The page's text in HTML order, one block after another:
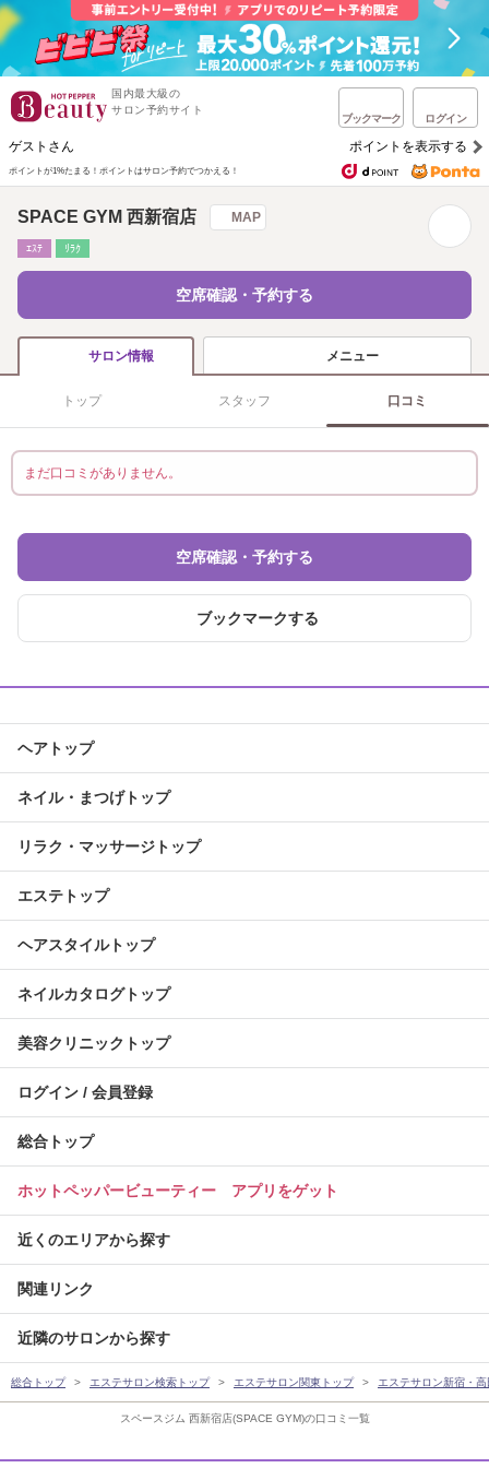
国内最大級の
サロン予約サイト
ブックマーク ログイン
ゲストさん ポイントを表示する
ポイントが1%たまる！ ポイントはサロン予約でつかえる！
スペースジム 西新宿店(SPACE GYM)の口コミ一覧
SPACE GYM 西新宿店 MAP
ｴｽﾃ ﾘﾗｸ
空席確認・予約する
サロン情報 メニュー
トップ スタッフ 口コミ
まだ口コミがありません。
空席確認・予約する
ブックマークする
ヘアトップ
ネイル・まつげトップ
リラク・マッサージトップ
エステトップ
ヘアスタイルトップ
ネイルカタログトップ
美容クリニックトップ
ログイン / 会員登録
総合トップ
ホットペッパービューティー アプリをゲット
近くのエリアから探す
関連リンク
近隣のサロンから探す
総合トップ エステサロン検索トップ エステサロン関東トップ エステサロン新宿・